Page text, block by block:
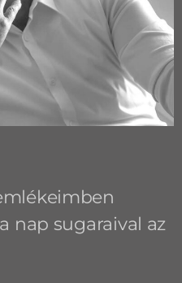
nap sugaraival az